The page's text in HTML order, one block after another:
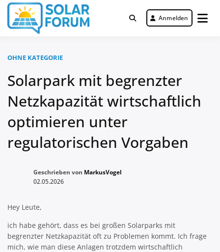
Zum
Inhalt
springen
Solar Forum
Deutschlandweit Nr. 1 Forum für
gewerbliche Solar Investments
Anmelden
OHNE KATEGORIE
Solarpark mit begrenzter
Netzkapazität wirtschaftlich
optimieren unter
regulatorischen Vorgaben
Geschrieben von MarkusVogel
02.05.2026
Hey Leute,
ich habe gehört, dass es bei großen Solarparks mit
begrenzter Netzkapazität oft zu Problemen kommt. Ich frage
mich, wie man diese Anlagen trotzdem wirtschaftlich